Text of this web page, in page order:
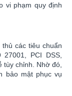
vi phạm quy định
các tiêu chuẩn
PCI DSS,
tùy chỉnh. Nhờ đó,
bảo mật phục vụ